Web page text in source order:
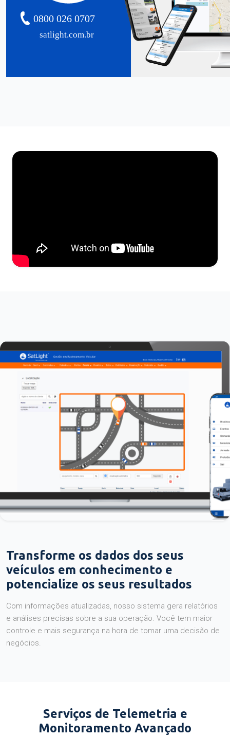
satlight.com.br
0800 026 0707
Transforme os dados dos seus
veículos em conhecimento e
potencialize os seus resultados
Com informações atualizadas, nosso sistema gera relatórios
e análises precisas sobre a sua operação. Você tem maior
controle e mais segurança na hora de tomar uma decisão de
negócios.
Serviços de Telemetria e
Monitoramento Avançado